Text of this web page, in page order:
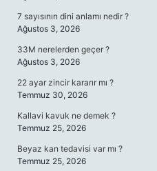
7 sayısının dini anlamı nedir ?
Ağustos 3, 2026
33M nerelerden geçer ?
Ağustos 3, 2026
22 ayar zincir kararır mı ?
Temmuz 30, 2026
Kallavi kavuk ne demek ?
Temmuz 25, 2026
Beyaz kan tedavisi var mı ?
Temmuz 25, 2026